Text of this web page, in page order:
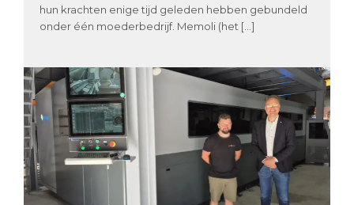
hun krachten enige tijd geleden hebben gebundeld
onder één moederbedrijf. Memoli (het […]